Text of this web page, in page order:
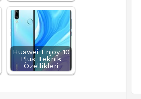
Huawei Enjoy 10
Plus Teknik
Özellikleri
√ Temel Teknik Özellikleri √ Temel Teknik
Özellikler ve Detaylı Bilgileri. Ekran: 6.3 inç,
1280 x 2856 piksel, 120 Hz LTPO